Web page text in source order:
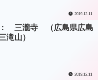
2019.12.11
三瀧寺 （広島県広島
滝山）
2019.12.11